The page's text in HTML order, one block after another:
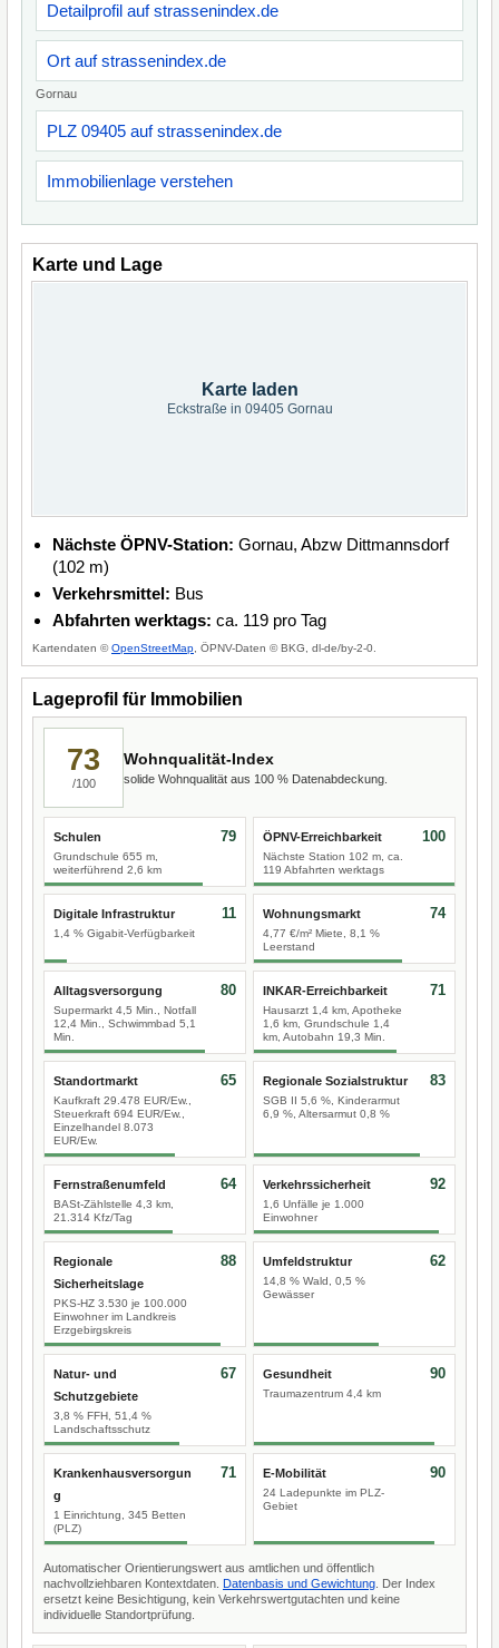
Detailprofil auf strassenindex.de
Ort auf strassenindex.de
Gornau
PLZ 09405 auf strassenindex.de
Immobilienlage verstehen
Karte und Lage
Karte laden
Eckstraße in 09405 Gornau
Nächste ÖPNV-Station: Gornau, Abzw Dittmannsdorf
(102 m)
Verkehrsmittel: Bus
Abfahrten werktags: ca. 119 pro Tag
Kartendaten ©OpenStreetMap , ÖPNV-Daten © BKG, dl-de/by-2-0.
Lageprofil für Immobilien
73
/100
Wohnqualität-Index
solide Wohnqualität aus 100 % Datenabdeckung.
Schulen
Grundschule 655 m,
weiterführend 2,6 km
79 ÖPNV-Erreichbarkeit
Nächste Station 102 m, ca.
119 Abfahrten werktags
100
Digitale Infrastruktur
1,4 % Gigabit-Verfügbarkeit
11 Wohnungsmarkt
4,77 €/m² Miete, 8,1 %
Leerstand
74
Alltagsversorgung
Supermarkt 4,5 Min., Notfall
12,4 Min., Schwimmbad 5,1
Min.
80 INKAR-Erreichbarkeit
Hausarzt 1,4 km, Apotheke
1,6 km, Grundschule 1,4
km, Autobahn 19,3 Min.
71
Standortmarkt
Kaufkraft 29.478 EUR/Ew.,
Steuerkraft 694 EUR/Ew.,
Einzelhandel 8.073
EUR/Ew.
65 Regionale Sozialstruktur
SGB II 5,6 %, Kinderarmut
6,9 %, Altersarmut 0,8 %
83
Fernstraßenumfeld
BASt-Zählstelle 4,3 km,
21.314 Kfz/Tag
64 Verkehrssicherheit
1,6 Unfälle je 1.000
Einwohner
92
Regionale
Sicherheitslage
PKS-HZ 3.530 je 100.000
Einwohner im Landkreis
Erzgebirgskreis
88 Umfeldstruktur
14,8 % Wald, 0,5 %
Gewässer
62
Natur- und
Schutzgebiete
3,8 % FFH, 51,4 %
Landschaftsschutz
67 Gesundheit
Traumazentrum 4,4 km
90
Krankenhausversorgun
g
1 Einrichtung, 345 Betten
(PLZ)
71 E-Mobilität
24 Ladepunkte im PLZ-
Gebiet
90
Automatischer Orientierungswert aus amtlichen und öffentlich
nachvollziehbaren Kontextdaten. Datenbasis und Gewichtung . Der Index
ersetzt keine Besichtigung, kein Verkehrswertgutachten und keine
individuelle Standortprüfung.